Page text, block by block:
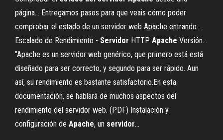
página… Entregamos pasos para que veais cómo poder
comprobar el estado de un servidor web Apache entrando...
Escalado de Rendimiento - Servidor HTTP Apache Versión…
"Apache es un servidor web genérico, que primero está está
diseñado para ser correcto, y segundo para ser rápido. Aun
así, su rendimiento es bastante satisfactorio.En esta
documentación, se hablará de muchos aspectos del
rendimiento del servidor web. (PDF) Instalación y
configuración de Apache, un servidor…